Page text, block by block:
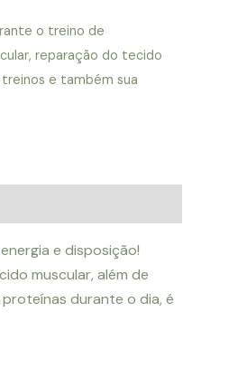
o treino de
, reparação do tecido
e também sua
e disposição!
muscular, além de
durante o dia, é